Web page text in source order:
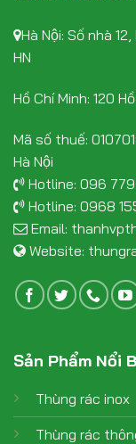
Hà Nội: Số nhà
HN
Hồ Chí Minh: 120
Mã số thuế:
Hà Nội
Hotline: 096
Hotline: 0968
Email:
Website:
Sản Phẩm Nổi
Thùng rác inox
Thùng rác